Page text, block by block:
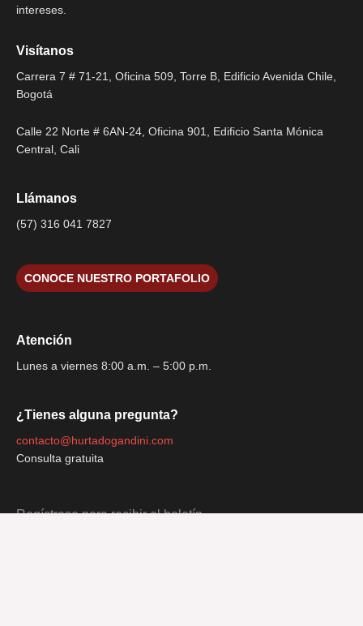
intereses.
Visítanos
Carrera 7 # 71-21, Oficina 509, Torre B, Edificio Avenida Chile,
Bogotá
Calle 22 Norte # 6AN-24, Oficina 901, Edificio Santa Mónica
Central, Cali
Llámanos
(57) 316 041 7827
CONOCE NUESTRO PORTAFOLIO
Atención
Lunes a viernes 8:00 a.m. – 5:00 p.m.
¿Tienes alguna pregunta?
contacto@hurtadogandini.com
Consulta gratuita
Regístrese para recibir el boletín